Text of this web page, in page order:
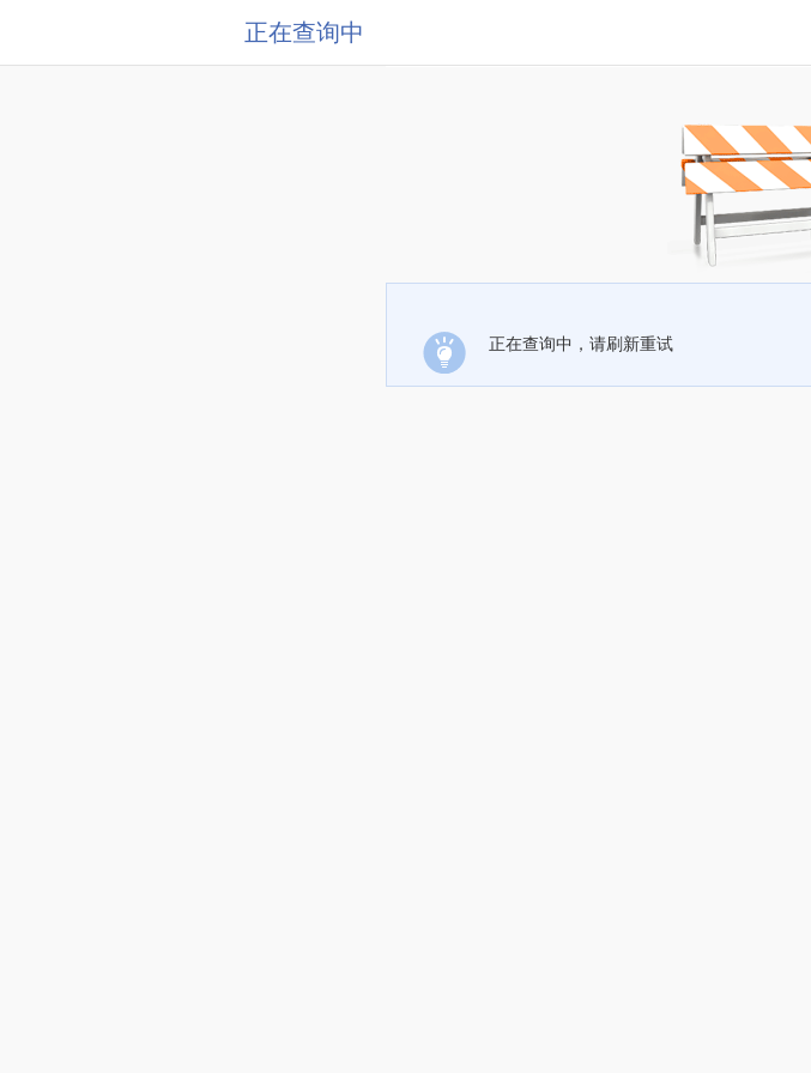
正在查询中
正在查询中，请刷新重试